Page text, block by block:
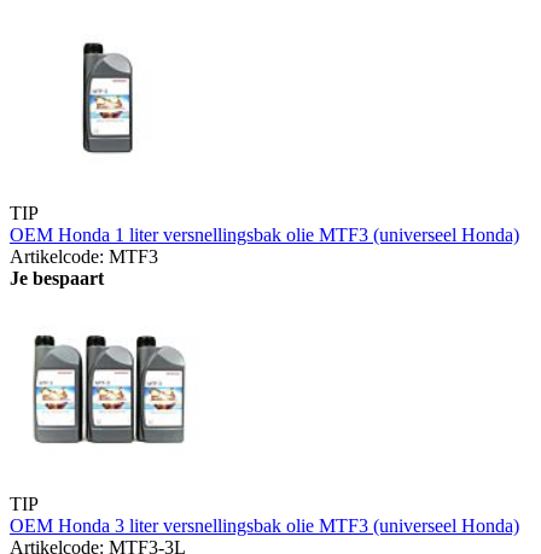
TIP
OEM Honda 1 liter versnellingsbak olie MTF3 (universeel Honda)
Artikelcode: MTF3
Je bespaart
TIP
OEM Honda 3 liter versnellingsbak olie MTF3 (universeel Honda)
Artikelcode: MTF3-3L